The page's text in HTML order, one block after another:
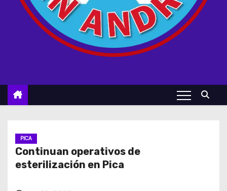
PICA
Continuan operativos de
esterilización en Pica